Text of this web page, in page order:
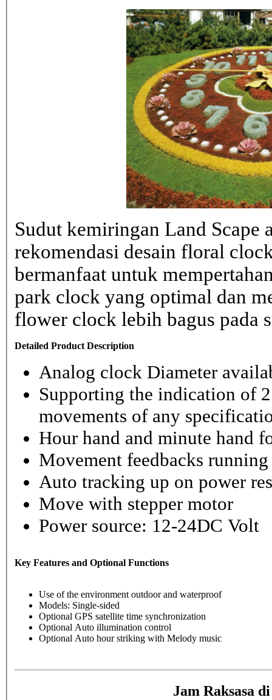
Sudut kemiringan Land Scape
rekomendasi desain floral
bermanfaat untuk
park clock yang optimal dan
flower clock lebih bagus pada
Detailed Product Description
Analog clock Diameter
Supporting the indication of
movements of any
Hour hand and minute hand
Movement feedbacks
Auto tracking up on power
Move with stepper motor
Power source: 12-24DC Volt
Key Features and Optional Functions
Use of the environment outdoor and waterproof
Models: Single-sided
Optional GPS satellite time synchronization
Optional Auto illumination control
Optional Auto hour striking with Melody music
Jam Raksasa